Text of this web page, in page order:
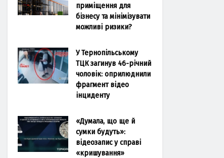
приміщення для
бізнесу та мінімізувати
можливі ризики?
У Тернопільському
ТЦК загинув 46-річний
чоловік: оприлюднили
фрагмент відео
інциденту
«Думала, що ще й
сумки будуть»:
відеозапис у справі
«кришування»